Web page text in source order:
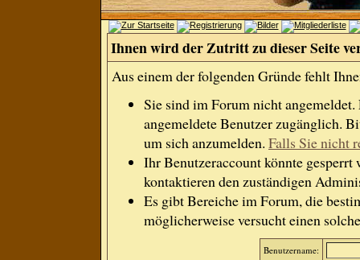
Ihnen wird der Zutritt zu dieser Seite
Aus einem der folgenden Gründe fehlt
Sie sind im Forum nicht
angemeldete Benutzer zugänglich.
um sich anzumelden. Falls Sie nicht
Ihr Benutzeraccount könnte gesperrt
kontaktieren den zuständigen
Es gibt Bereiche im Forum, die
möglicherweise versucht einen
Benutzername: